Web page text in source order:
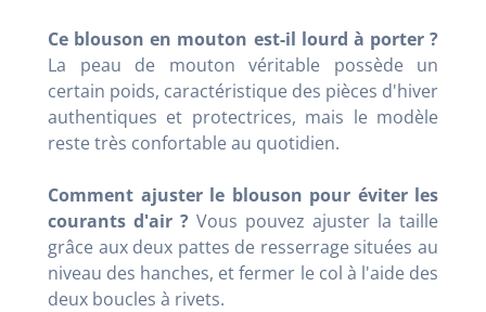
Ce blouson en mouton est-il lourd à porter ?
La peau de mouton véritable possède un
certain poids, caractéristique des pièces d'hiver
authentiques et protectrices, mais le modèle
reste très confortable au quotidien.
Comment ajuster le blouson pour éviter les
courants d'air ? Vous pouvez ajuster la taille
grâce aux deux pattes de resserrage situées au
niveau des hanches, et fermer le col à l'aide des
deux boucles à rivets.